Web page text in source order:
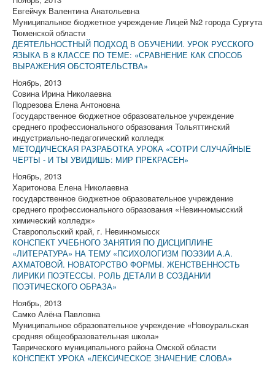
Евгейчук Валентина Анатольевна
Муниципальное бюджетное учреждение Лицей №2 города Сургута
Тюменской области
ДЕЯТЕЛЬНОСТНЫЙ ПОДХОД В ОБУЧЕНИИ. УРОК РУССКОГО
ЯЗЫКА В 8 КЛАССЕ ПО ТЕМЕ: «СРАВНЕНИЕ КАК СПОСОБ
ВЫРАЖЕНИЯ ОБСТОЯТЕЛЬСТВА»
Ноябрь, 2013
Совина Ирина Николаевна
Подрезова Елена Антоновна
Государственное бюджетное образовательное учреждение
среднего профессионального образования Тольяттинский
индустриально-педагогический колледж
МЕТОДИЧЕСКАЯ РАЗРАБОТКА УРОКА «СОТРИ СЛУЧАЙНЫЕ
ЧЕРТЫ - И ТЫ УВИДИШЬ: МИР ПРЕКРАСЕН»
Ноябрь, 2013
Харитонова Елена Николаевна
государственное бюджетное образовательное учреждение
среднего профессионального образования «Невинномысский
химический колледж»
Ставропольский край, г. Невинномысск
КОНСПЕКТ УЧЕБНОГО ЗАНЯТИЯ ПО ДИСЦИПЛИНЕ
«ЛИТЕРАТУРА» НА ТЕМУ «ПСИХОЛОГИЗМ ПОЭЗИИ А.А.
АХМАТОВОЙ. НОВАТОРСТВО ФОРМЫ. ЖЕНСТВЕННОСТЬ
ЛИРИКИ ПОЭТЕССЫ. РОЛЬ ДЕТАЛИ В СОЗДАНИИ
ПОЭТИЧЕСКОГО ОБРАЗА»
Ноябрь, 2013
Самко Алёна Павловна
Муниципальное образовательное учреждение «Новоуральская
средняя общеобразовательная школа»
Таврического муниципального района Омской области
КОНСПЕКТ УРОКА «ЛЕКСИЧЕСКОЕ ЗНАЧЕНИЕ СЛОВА»